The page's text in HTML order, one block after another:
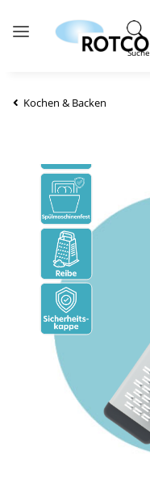
Suche
Kochen & Backen